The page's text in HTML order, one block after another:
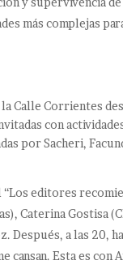
más complejas
Calle Corrientes
con
por Sacheri,
editores
Caterina Gostisa
a las 20,
Esta es con